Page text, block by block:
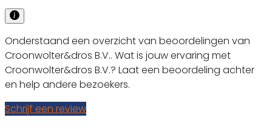
Onderstaand een overzicht van beoordelingen van
Croonwolter&dros B.V.. Wat is jouw ervaring met
Croonwolter&dros B.V.? Laat een beoordeling achter
en help andere bezoekers.
Schrijf een review